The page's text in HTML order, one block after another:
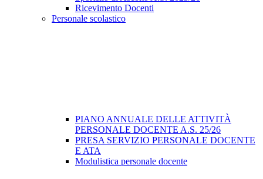
Ricevimento Docenti
Personale scolastico
PIANO ANNUALE DELLE ATTIVITÀ
PERSONALE DOCENTE A.S. 25/26
PRESA SERVIZIO PERSONALE DOCENTE
E ATA
Modulistica personale docente